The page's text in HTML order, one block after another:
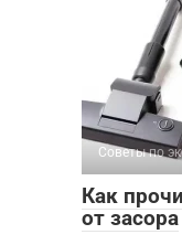
Советы по
Как
от засора